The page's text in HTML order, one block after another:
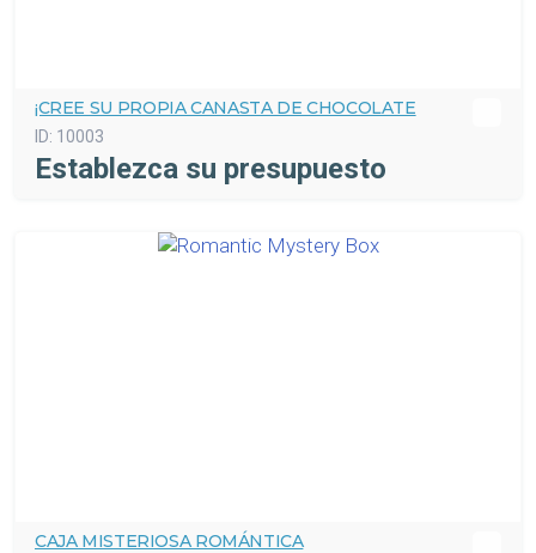
¡CREE SU PROPIA CANASTA DE CHOCOLATE
ID: 10003
Establezca su presupuesto
CAJA MISTERIOSA ROMÁNTICA